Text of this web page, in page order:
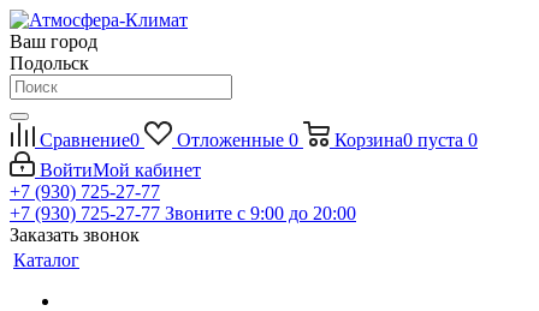
Ваш город
Подольск
Сравнение0 Отложенные 0 Корзина0 пуста 0
ВойтиМой кабинет
+7 (930) 725-27-77
+7 (930) 725-27-77 Звоните с 9:00 до 20:00
Заказать звонок
Каталог